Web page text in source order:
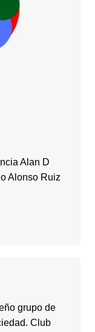
Alan D
Alonso Ruiz
grupo de
Club